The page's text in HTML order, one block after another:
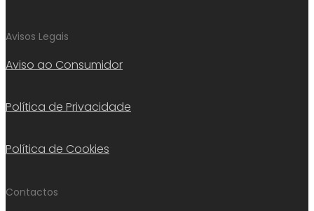
Avisos Legais
Aviso ao Consumidor
Política de Privacidade
Política de Cookies
Contactos